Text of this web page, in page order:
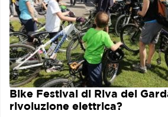
Bike Festival di Riva del
rivoluzione elettrica?